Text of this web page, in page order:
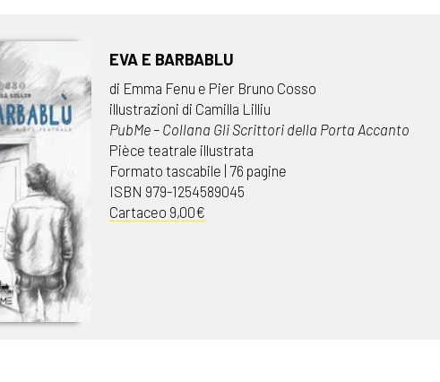
EVA E BARBABLU
di Emma Fenu e Pier Bruno Cosso
illustrazioni di Camilla Lilliu
PubMe – Collana Gli Scrittori della Porta Accanto
Pièce teatrale illustrata
Formato tascabile | 76 pagine
ISBN 979-1254589045
Cartaceo 9,00€